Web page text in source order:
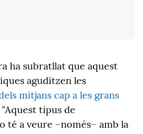
ha subratllat que aquest
aguditzen les
mitjans cap a les grans
"Aquest tipus de
té a veure –només– amb la